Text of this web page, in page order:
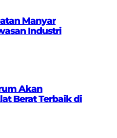
Manyar
Industri
Akan
Berat Terbaik di